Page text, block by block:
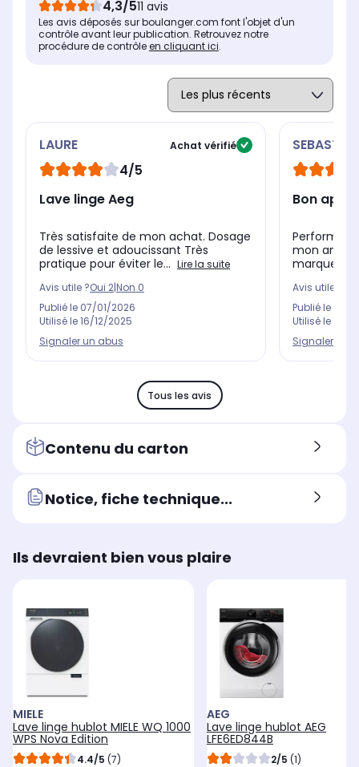
4,3/511 avis
Les avis déposés sur boulanger.com font l'objet d'un
contrôle avant leur publication. Retrouvez notre
procédure de contrôleen cliquant ici.
LAURE Achat vérifié
4/5
Lave linge Aeg
Très satisfaite de mon achat. Dosage
de lessive et adoucissant Très
pratique pour éviter le... Lire la suite
Avis utile ?Oui 2|Non 0
Publié le 07/01/2026
Utilisé le16/12/2025
Signaler un abus
SEBASTIEN
Bon
mon
marque en
Avis utile ?
Publié le
Utilisé le
Signaler un
Tous les avis
Contenu du carton
Notice, fiche technique...
Ils devraient bien vous plaire
MIELE
Lave linge hublot MIELE WQ 1000
WPS Nova Edition
4.4/5 (7)
AEG
Lave linge hublot AEG
LFE6ED844B
2/5 (1)